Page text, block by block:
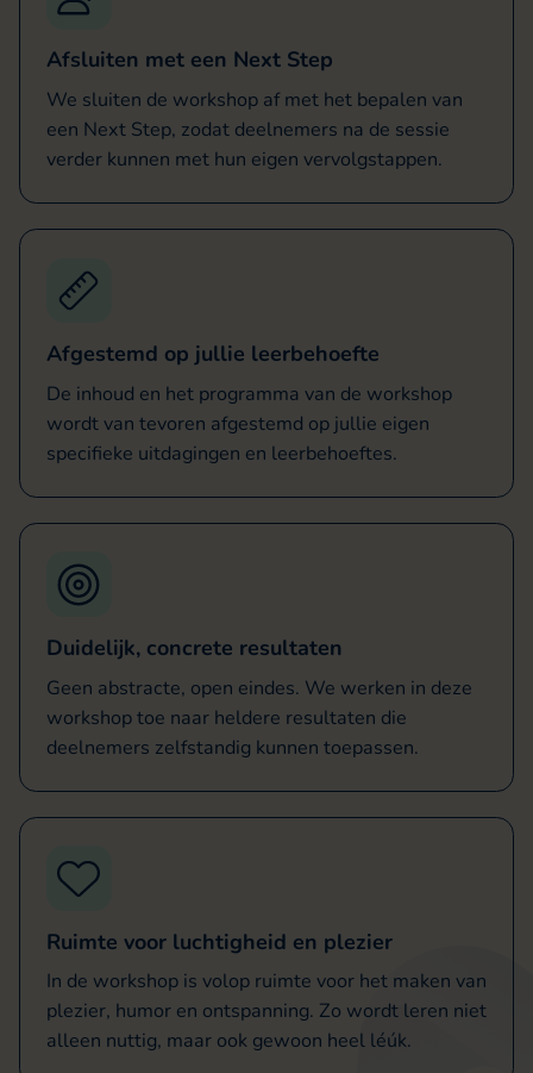
Afsluiten met een Next Step
We sluiten de workshop af met het bepalen van
een Next Step, zodat deelnemers na de sessie
verder kunnen met hun eigen vervolgstappen.
Afgestemd op jullie leerbehoefte
De inhoud en het programma van de workshop
wordt van tevoren afgestemd op jullie eigen
specifieke uitdagingen en leerbehoeftes.
Duidelijk, concrete resultaten
Geen abstracte, open eindes. We werken in deze
workshop toe naar heldere resultaten die
deelnemers zelfstandig kunnen toepassen.
Ruimte voor luchtigheid en plezier
In de workshop is volop ruimte voor het maken van
plezier, humor en ontspanning. Zo wordt leren niet
alleen nuttig, maar ook gewoon heel léúk.